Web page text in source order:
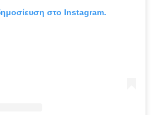
στο Instagram.